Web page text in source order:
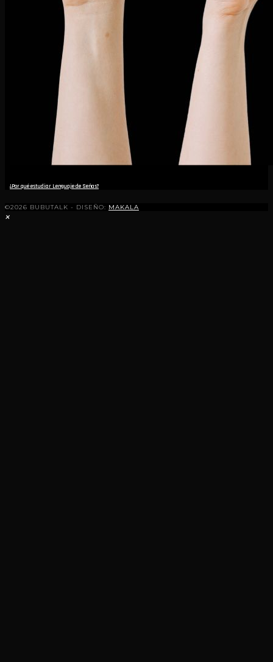
¿Por qué estudiar Lenguaje de Señas?
©2026 BUBUTALK - DISEÑO: MAKALA
×